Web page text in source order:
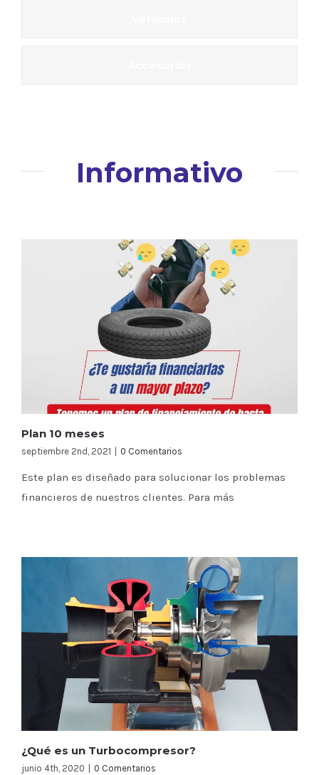
Informativo
Plan 10 meses
septiembre 2nd, 2021 0 Comentarios
Este plan es diseñado para solucionar los problemas
financieros de nuestros clientes. Para más
¿Qué es un Turbocompresor?
junio 4th, 2020 0 Comentarios